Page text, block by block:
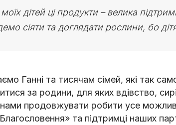
дітей ці продукти – велика
сіяти та доглядати рослини, бо
Ганні та тисячам сімей, які так
за родини, для яких вдівство,
продовжувати робити усе
та підтримці наших